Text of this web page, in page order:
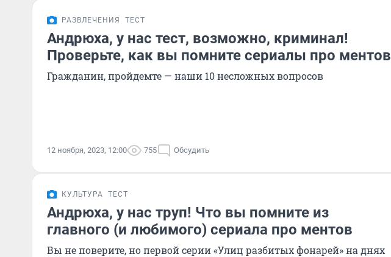
РАЗВЛЕЧЕНИЯ ТЕСТ
Андрюха, у нас тест, возможно, криминал!
Проверьте, как вы помните сериалы про ментов
Гражданин, пройдемте — наши 10 несложных вопросов
12 ноября, 2023, 12:00 755 Обсудить
КУЛЬТУРА ТЕСТ
Андрюха, у нас труп! Что вы помните из
главного (и любимого) сериала про ментов
Вы не поверите, но первой серии «Улиц разбитых фонарей» на днях